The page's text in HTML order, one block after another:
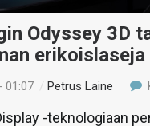
Odyssey 3D
erikoislaseja
01:07 /Petrus Laine
-teknologiaan